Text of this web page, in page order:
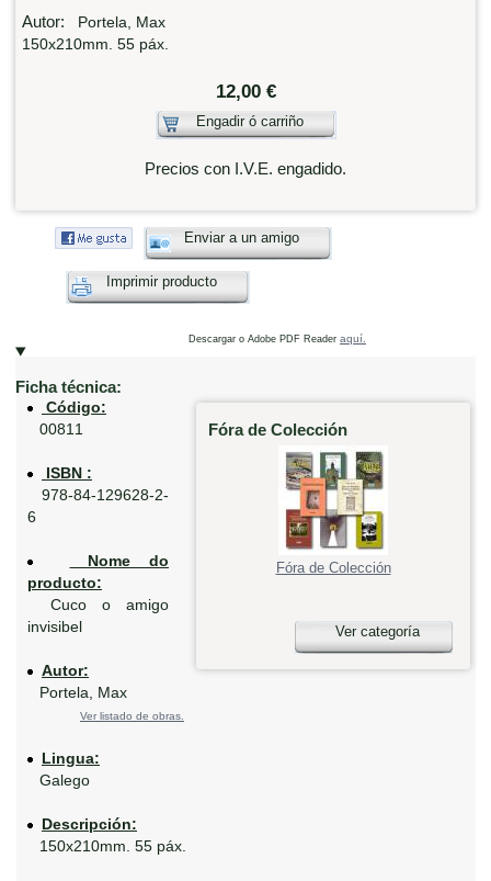
Autor:
Portela, Max
150x210mm. 55 páx.
12,00 €
Engadir ó carriño
Precios con I.V.E. engadido.
Enviar a un amigo
Imprimir producto
Descargar o Adobe PDF Reader aquí.
Ficha técnica:
Fóra de Colección
Fóra de Colección
Ver categoría
Código:
00811
ISBN :
978-84-129628-2-
6
Nome do
producto:
Cuco o amigo
invisibel
Autor:
Portela, Max
Ver listado de obras.
Lingua:
Galego
Descripción:
150x210mm. 55 páx.